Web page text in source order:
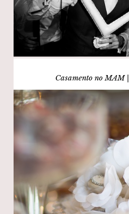
Casamento no